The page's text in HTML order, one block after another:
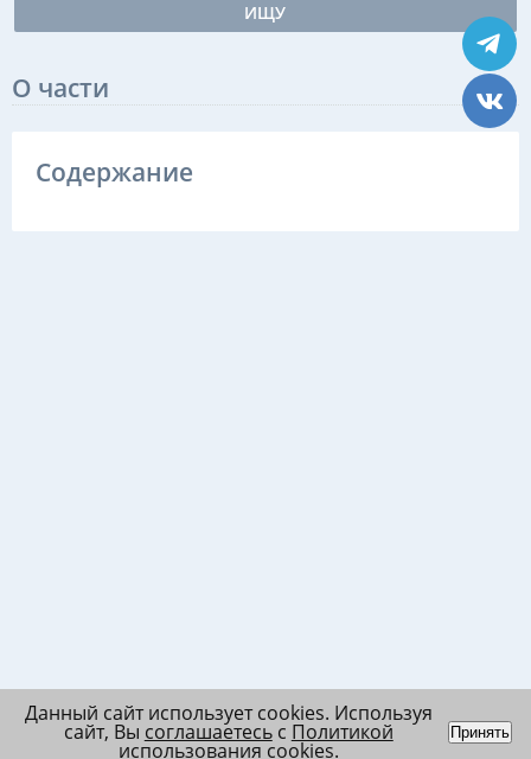
ИЩУ
О части
Содержание
Данный сайт использует cookies. Используя
сайт, Вы соглашаетесьс Политикой
использования cookies.
Принять